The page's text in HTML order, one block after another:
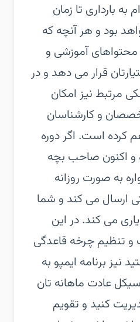
به بارداری تا زمان
بود و هر آنچه که
محتواهای آموزشی و
قرار می دهد و در
مرتبط نیز امکان
و کارشناسان
کرده است. اگر دوره
و اکنون صاحب بچه
به صورت روزانه
ارسال می کند و شما
می کند. در این
و تنظیم چرخه قاعدگی
برنامه ایمپو به
عادت ماهانه تان
کنید و تقویم